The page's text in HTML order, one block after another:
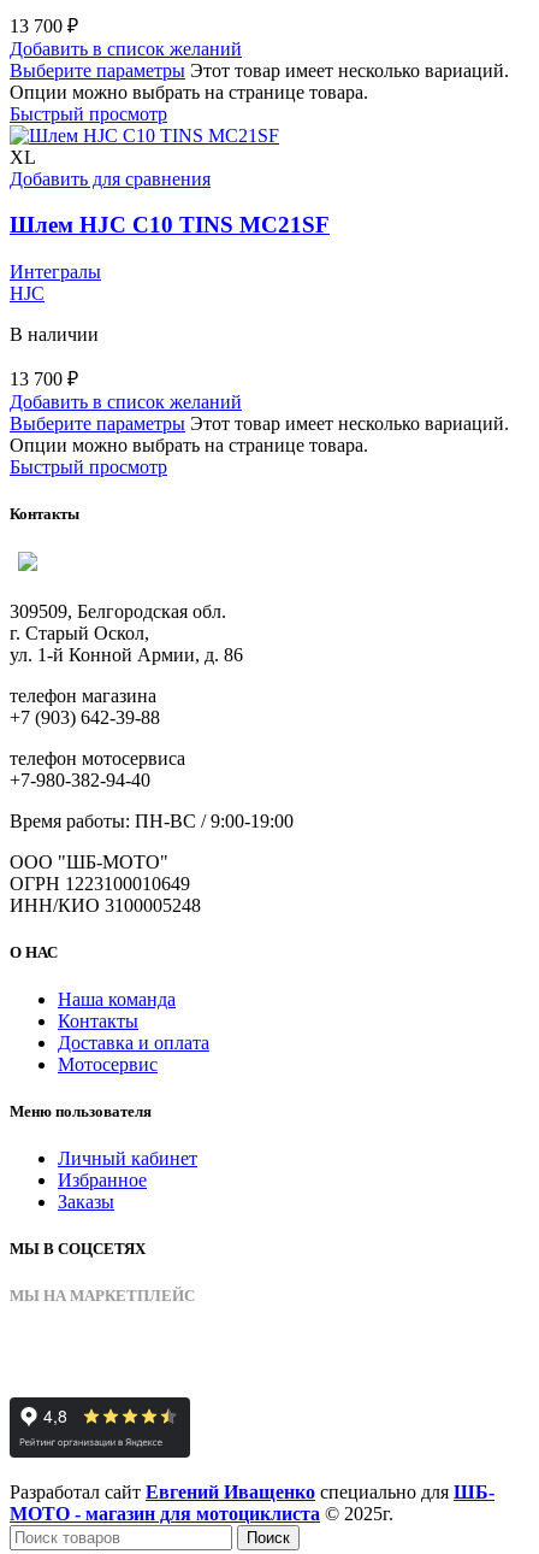
13 700 ₽
Добавить в список желаний
Выберите параметры Этот товар имеет несколько вариаций.
Опции можно выбрать на странице товара.
Быстрый просмотр
XL
Добавить для сравнения
Шлем HJC C10 TINS MC21SF
Интегралы
HJC
В наличии
13 700 ₽
Добавить в список желаний
Выберите параметры Этот товар имеет несколько вариаций.
Опции можно выбрать на странице товара.
Быстрый просмотр
Контакты
309509, Белгородская обл.
г. Старый Оскол,
ул. 1-й Конной Армии, д. 86
телефон магазина
+7 (903) 642-39-88
телефон мотосервиса
+7-980-382-94-40
Время работы: ПН-ВС / 9:00-19:00
ООО "ШБ-МОТО"
ОГРН 1223100010649
ИНН/КИО 3100005248
О НАС
Наша команда
Контакты
Доставка и оплата
Мотосервис
Меню пользователя
Личный кабинет
Избранное
Заказы
МЫ В СОЦСЕТЯХ
МЫ НА МАРКЕТПЛЕЙС
Разработал сайт Евгений Иващенко специально для ШБ-
МОТО - магазин для мотоциклиста © 2025г.
Поиск